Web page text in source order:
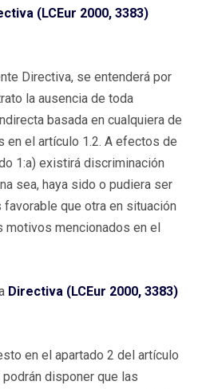
(LCEur 2000, 3383)
Directiva, se entenderá por
la ausencia de toda
basada en cualquiera de
en el artículo 1.2. A efectos de
1:a) existirá discriminación
sea, haya sido o pudiera ser
favorable que otra en situación
motivos mencionados en el
Directiva (LCEur 2000, 3383)
en el apartado 2 del artículo
disponer que las